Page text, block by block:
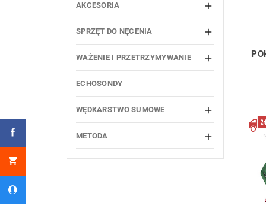
AKCESORIA 
SPRZĘT DO NĘCENIA 
WAŻENIE I PRZETRZYMYWANIE 
ECHOSONDY
WĘDKARSTWO SUMOWE 
METODA 